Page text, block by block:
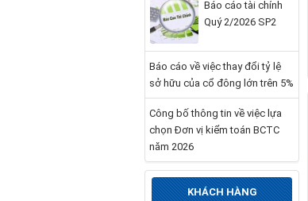
Báo cáo tài chính
Quý 2/2026 SP2
Báo cáo về việc thay đổi tỷ lệ
sở hữu của cổ đông lớn trên 5%
Công bố thông tin về việc lựa
chọn Đơn vị kiểm toán BCTC
năm 2026
KHÁCH HÀNG